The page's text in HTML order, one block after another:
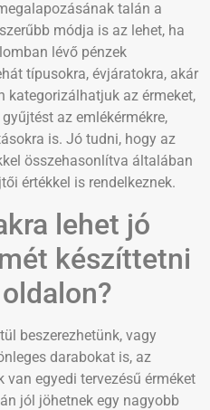
talán a
módja is az lehet, ha
lévő pénzek
típusokra, évjáratokra, akár
kategorizálhatjuk az érmeket,
az emlékérmékre,
is. Jó tudni, hogy az
összehasonlítva általában
értékkel is rendelkeznek.
lehet jó
készíttetni
beszerezhetünk, vagy
darabokat is, az
egyedi tervezésű érméket
jól jöhetnek egy nagyobb